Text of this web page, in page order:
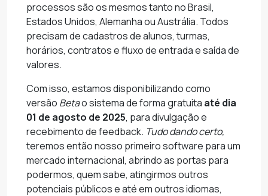
processos são os mesmos tanto no Brasil,
Estados Unidos, Alemanha ou Austrália. Todos
precisam de cadastros de alunos, turmas,
horários, contratos e fluxo de entrada e saída de
valores.
Com isso, estamos disponibilizando como
versão Betao sistema de forma gratuita até dia
01 de agosto de 2025, para divulgação e
recebimento de feedback. Tudo dando certo,
teremos então nosso primeiro software para um
mercado internacional, abrindo as portas para
podermos, quem sabe, atingirmos outros
potenciais públicos e até em outros idiomas,